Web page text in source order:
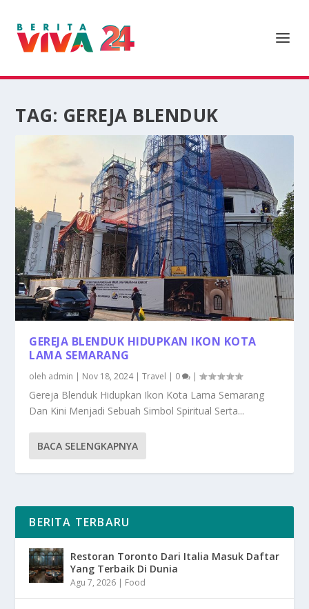
TAG: GEREJA BLENDUK
GEREJA BLENDUK HIDUPKAN IKON KOTA
LAMA SEMARANG
oleh admin | Nov 18, 2024|Travel | 0 |
Gereja Blenduk Hidupkan Ikon Kota Lama Semarang
Dan Kini Menjadi Sebuah Simbol Spiritual Serta...
BACA SELENGKAPNYA
BERITA TERBARU
Restoran Toronto Dari Italia Masuk Daftar
Yang Terbaik Di Dunia
Agu 7, 2026 | Food